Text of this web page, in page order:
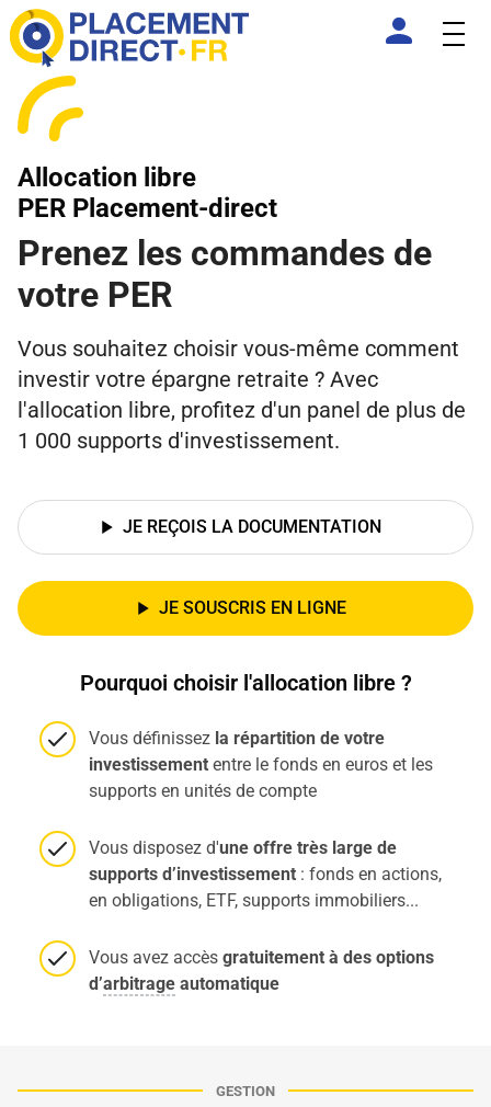
Allocation libre
PER Placement-direct
Prenez les commandes de
votre PER
Vous souhaitez choisir vous-même comment
investir votre épargne retraite ? Avec
l'allocation libre, profitez d'un panel de plus de
1 000 supports d'investissement.
JE SOUSCRIS EN LIGNE
JE REÇOIS LA DOCUMENTATION
Pourquoi choisir l'allocation libre ?
Vous définissez la répartition de votre
investissement entre le fonds en euros et les
supports en unités de compte
Vous disposez d'une offre très large de
supports d’investissement : fonds en actions,
en obligations, ETF, supports immobiliers...
Vous avez accès gratuitement à des options
d’arbitrage automatique
GESTION